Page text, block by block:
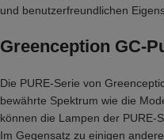
und benutzerfreundlichen
Greenception GC-
Die PURE-Serie von
bewährte Spektrum wie die
können die Lampen der PURE-
Im Gegensatz zu einigen